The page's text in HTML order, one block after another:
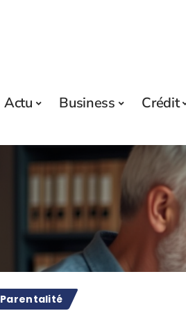
Actu Business Crédit
Parentalité